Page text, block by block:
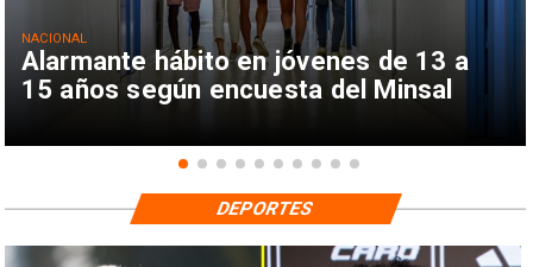
Alarmante hábito en jóvenes de 13 a
15 años según encuesta del Minsal
NACIONAL
DEPORTES